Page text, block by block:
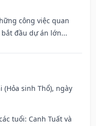
công việc quan
đầu dự án lớn...
(Hỏa sinh Thổ), ngày
tuổi: Canh Tuất và